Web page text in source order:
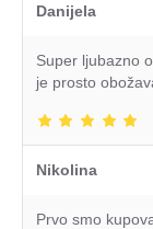
Danijela
Super ljubazno
je prosto
Nikolina
Prvo smo